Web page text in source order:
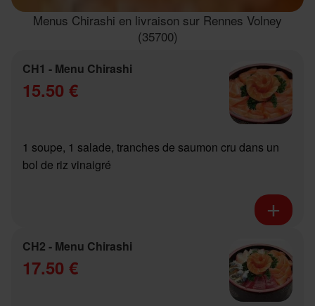
Menus Chirashi en livraison sur Rennes Volney
(35700)
CH1 - Menu Chirashi
15.50 €
1 soupe, 1 salade, tranches de saumon cru dans un
bol de riz vinaigré
CH2 - Menu Chirashi
17.50 €